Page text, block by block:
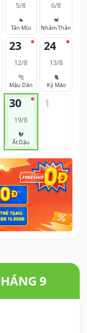
5/8
🐐
Tân Mùi
6/8
🐒
Nhâm Thân
23
12/8
🐅
Mậu Dần
24
13/8
🐈
Kỷ Mão
30
19/8
🐓
Ất Dậu
1
9